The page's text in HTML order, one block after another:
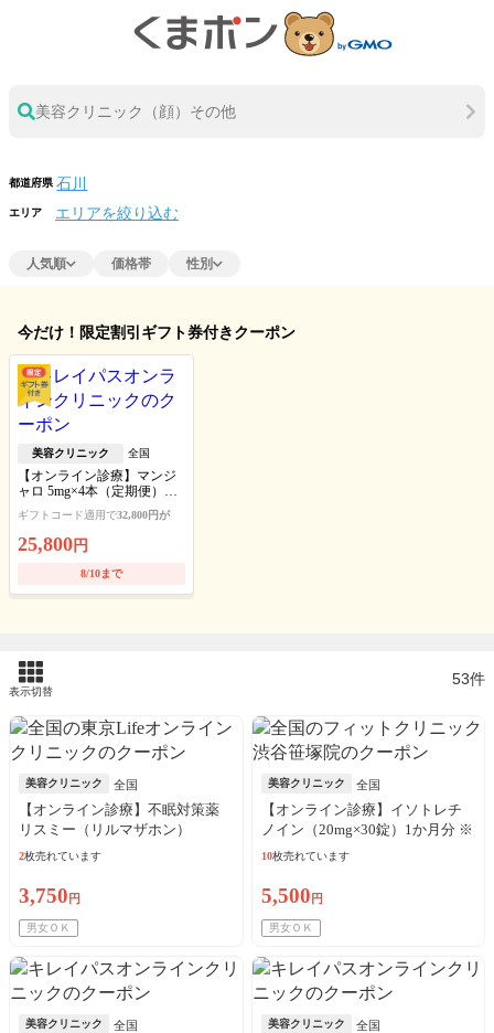
美容クリニック（顔）その他
都道府県
エリア エリアを絞り込む
人気順 価格帯 性別
今だけ！限定割引ギフト券付きクーポン
美容クリニック 全国
【オンライン診療】マンジ
ャロ 5mg×4本（定期便）※
送料・アルコール綿・診察
料込
ギフトコード適用で32,800円が
25,800 円
8/10まで
表示切替
53件
美容クリニック 全国
【オンライン診療】不眠対策薬
リスミー（リルマザホン）
1mg（30日分）※初診料・送料込
2枚売れています
3,750 円
男女ＯＫ
美容クリニック 全国
【オンライン診療】イソトレチ
ノイン（20mg×30錠）1か月分 ※
診察料、送料込込
10枚売れています
5,500 円
男女ＯＫ
美容クリニック 全国 美容クリニック 全国